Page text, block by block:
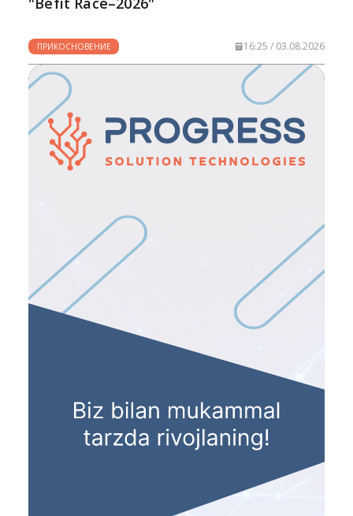
ПРИКОСНОВЕНИЕ 16:25 / 03.08.2026